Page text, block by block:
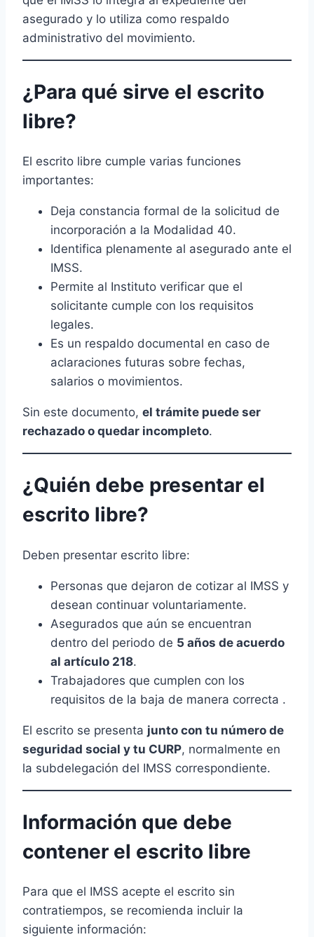
asegurado y lo utiliza como respaldo
administrativo del movimiento.
¿Para qué sirve el escrito
libre?
El escrito libre cumple varias funciones
importantes:
Deja constancia formal de la solicitud de
incorporación a la Modalidad 40.
Identifica plenamente al asegurado ante el
IMSS.
Permite al Instituto verificar que el
solicitante cumple con los requisitos
legales.
Es un respaldo documental en caso de
aclaraciones futuras sobre fechas,
salarios o movimientos.
Sin este documento, el trámite puede ser
rechazado o quedar incompleto.
¿Quién debe presentar el
escrito libre?
Deben presentar escrito libre:
Personas que dejaron de cotizar al IMSS y
desean continuar voluntariamente.
Asegurados que aún se encuentran
dentro del periodo de 5 años de acuerdo
al artículo 218.
Trabajadores que cumplen con los
requisitos de la baja de manera correcta .
El escrito se presenta junto con tu número de
seguridad social y tu CURP, normalmente en
la subdelegación del IMSS correspondiente.
Información que debe
contener el escrito libre
Para que el IMSS acepte el escrito sin
contratiempos, se recomienda incluir la
siguiente información: